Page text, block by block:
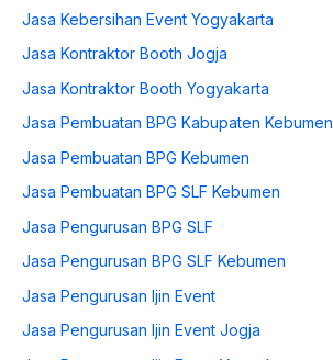
Jasa Kebersihan Event Yogyakarta
Jasa Kontraktor Booth Jogja
Jasa Kontraktor Booth Yogyakarta
Jasa Pembuatan BPG Kabupaten Kebumen
Jasa Pembuatan BPG Kebumen
Jasa Pembuatan BPG SLF Kebumen
Jasa Pengurusan BPG SLF
Jasa Pengurusan BPG SLF Kebumen
Jasa Pengurusan Ijin Event
Jasa Pengurusan Ijin Event Jogja